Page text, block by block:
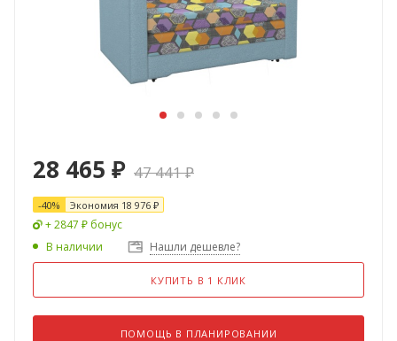
28 465 ₽ 47 441₽
-40% Экономия 18 976 ₽
+ 2847 ₽ бонус
В наличии
Нашли дешевле?
КУПИТЬ В 1 КЛИК
ПОМОЩЬ В ПЛАНИРОВАНИИ